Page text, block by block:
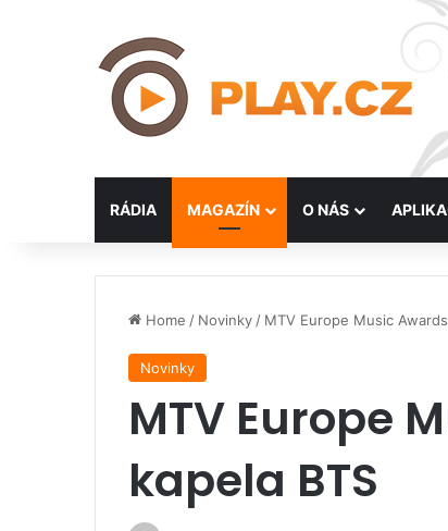
RÁDIA MAGAZÍN O NÁS
Home / Novinky / MTV Europe Music
Novinky
MTV Europe
kapela BTS